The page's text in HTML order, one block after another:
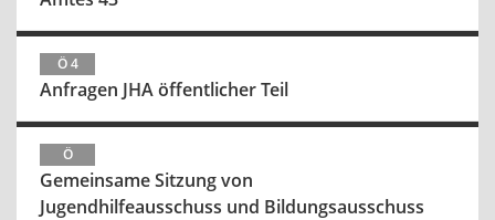
Ö 4
Anfragen JHA öffentlicher Teil
Ö
Gemeinsame Sitzung von
Jugendhilfeausschuss und Bildungsausschuss